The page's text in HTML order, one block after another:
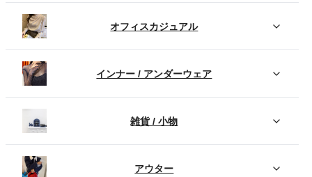
オフィスカジュアル
インナー / アンダーウェア
雑貨 / 小物
アウター